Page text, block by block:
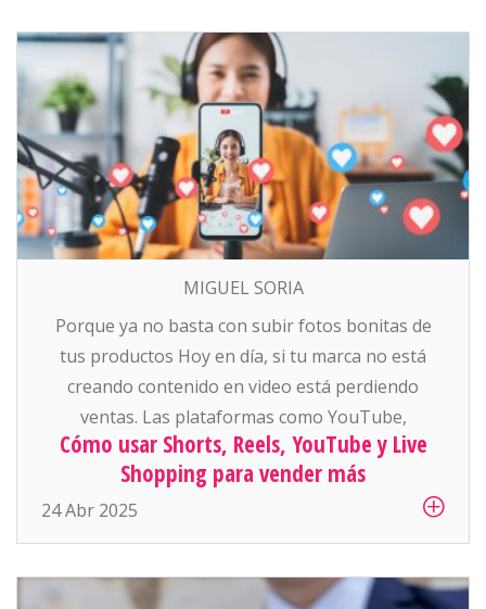
MIGUEL SORIA
Porque ya no basta con subir fotos bonitas de
tus productos Hoy en día, si tu marca no está
creando contenido en video está perdiendo
ventas. Las plataformas como YouTube,
Instagram, Facebook y TikTok están empujando
con todo el contenido corto, vertical, y que se
consume rápido. Y para el ecommerce, esto se ha
convertido […]
Cómo usar Shorts, Reels, YouTube y Live
Shopping para vender más
24 Abr 2025